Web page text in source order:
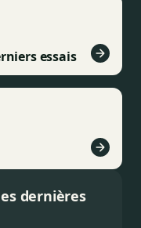
essais
dernières